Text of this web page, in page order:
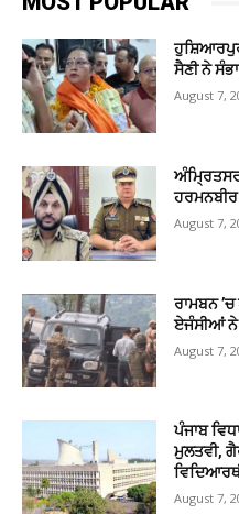
ਸੈਣੀ ਨੇ
August 7,
August 7,
ਰਾਮਬਨ
ਏਜੰਸੀਆਂ
August 7,
ਪੰਜਾਬ
ਮੁਲਤਵੀ,
August 7,